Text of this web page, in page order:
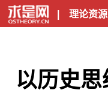
| 理论资
以历史